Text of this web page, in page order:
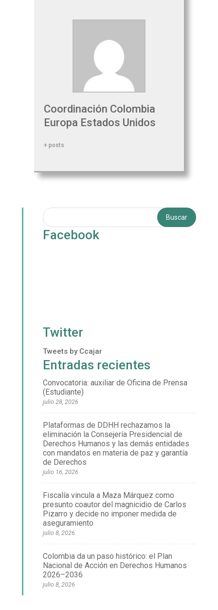
Coordinación Colombia
Europa Estados Unidos
+ posts
Facebook
Twitter
Tweets by Ccajar
Entradas recientes
Convocatoria: auxiliar de Oficina de Prensa
(Estudiante)
julio 28, 2026
Plataformas de DDHH rechazamos la
eliminación la Consejería Presidencial de
Derechos Humanos y las demás entidades
con mandatos en materia de paz y garantía
de Derechos
julio 16, 2026
Fiscalía vincula a Maza Márquez como
presunto coautor del magnicidio de Carlos
Pizarro y decide no imponer medida de
aseguramiento
julio 8, 2026
Colombia da un paso histórico: el Plan
Nacional de Acción en Derechos Humanos
2026–2036
julio 8, 2026